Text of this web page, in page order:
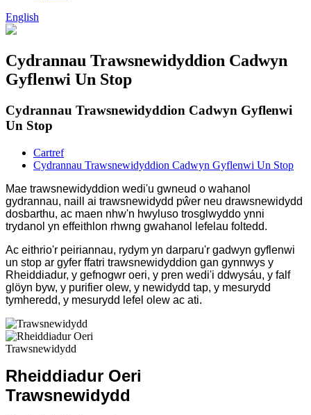
English
Cydrannau Trawsnewidyddion Cadwyn
Gyflenwi Un Stop
Cydrannau Trawsnewidyddion Cadwyn Gyflenwi
Un Stop
Cartref
Cydrannau Trawsnewidyddion Cadwyn Gyflenwi Un Stop
Mae trawsnewidyddion wedi'u gwneud o wahanol
gydrannau, naill ai trawsnewidydd pŵer neu drawsnewidydd
dosbarthu, ac maen nhw'n hwyluso trosglwyddo ynni
trydanol yn effeithlon rhwng gwahanol lefelau foltedd.
Ac eithrio'r peiriannau, rydym yn darparu'r gadwyn gyflenwi
un stop ar gyfer ffatri trawsnewidyddion gan gynnwys y
Rheiddiadur, y gefnogwr oeri, y pren wedi'i ddwysáu, y falf
glöyn byw, y purifier olew, y newidydd tap, y mesurydd
tymheredd, y mesurydd lefel olew ac ati.
Rheiddiadur Oeri
Trawsnewidydd